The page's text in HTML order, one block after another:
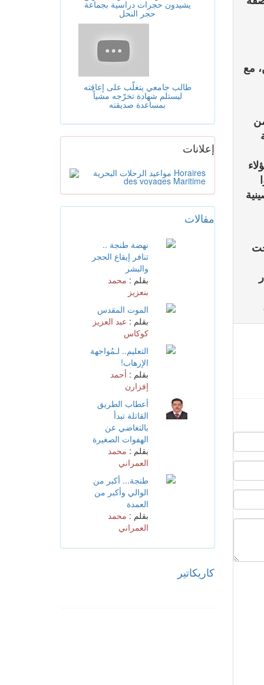
مع
طنجة:"ليير" بمعية شركاء آخرين
يشيدون حجرات دراسية بجماعة
حجر النحل
طالب جامعي يتغلّب على إعاقته
ليستلم شهادة تخرّجه مشياً
إعلانات
نهضة طنجة ..
تنافر إيقاع الحجر
والبشر
بقلم :
بنعزيز
الموت المقدس
بقلم : عبد العزيز
كوكاس
التعليم.. لـمُواجهة
الإرهاب!
بقلم :أحمد
إفزارن
أعطاب الطريق
القاتلة تبدأ
بالتغاضي عن
الهفوات الصغيرة
بقلم :محمد
العمراني
طنجة... أكبر من
الوالي وأكبر من
العمدة
بقلم :محمد
كاريكاتير